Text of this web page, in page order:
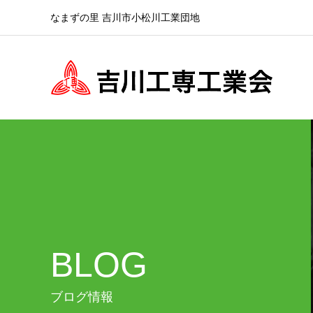
なまずの里 吉川市小松川工業団地
BLOG
ブログ情報